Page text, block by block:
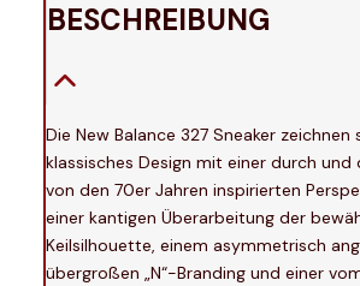
BESCHREIBUNG
Die New Balance 327 Sneaker zeichnen
klassisches Design mit einer durch und
von den 70er Jahren inspirierten
einer kantigen Überarbeitung der
Keilsilhouette, einem asymmetrisch
übergroßen „N“-Branding und einer